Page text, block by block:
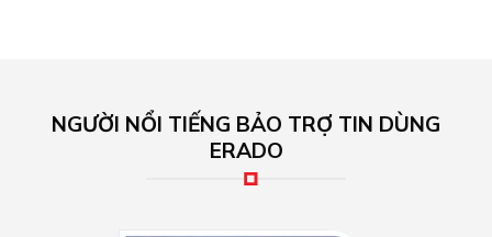
NGƯỜI NỔI TIẾNG BẢO TRỢ TIN DÙNG
ERADO